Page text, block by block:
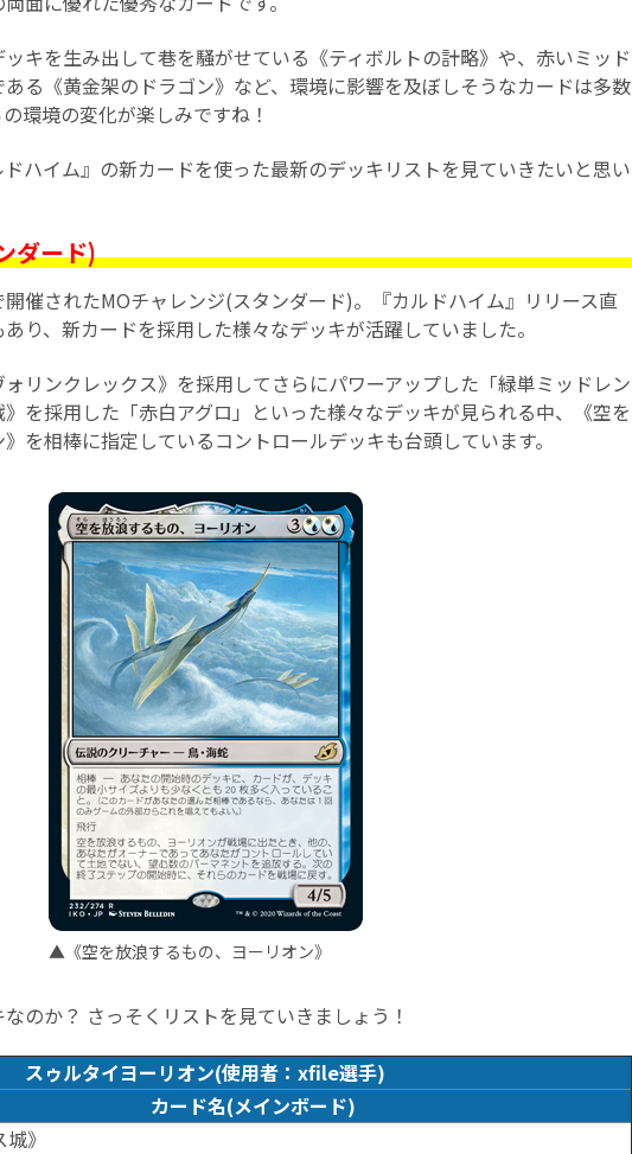
キを生み出して巷を騒がせている《ティボルトの計略》や、赤いミッド
る《黄金架のドラゴン》など、環境に影響を及ぼしそうなカードは多数
環境の変化が楽しみですね！
ハイム』の新カードを使った最新のデッキリストを見ていきたいと思い
ダード)
催されたMOチャレンジ(スタンダード)。『カルドハイム』リリース直
り、新カードを採用した様々なデッキが活躍していました。
リンクレックス》を採用してさらにパワーアップした「緑単ミッドレン
を採用した「赤白アグロ」といった様々なデッキが見られる中、《空を
を相棒に指定しているコントロールデッキも台頭しています。
▲《空を放浪するもの、ヨーリオン》
のか？ さっそくリストを見ていきましょう！
スゥルタイヨーリオン(使用者：xfile選手)
カード名(メインボード)
》